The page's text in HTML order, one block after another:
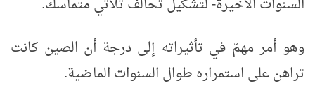
وهو أمر مهمّ في تأثيراته إلى درجة أن الصين كانت
تراهن على استمراره طوال السنوات الماضية.